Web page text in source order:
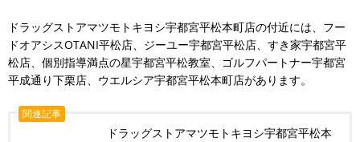
ドラッグストアマツモトキヨシ宇都宮平松本町店の付近には、フー
ドオアシスOTANI平松店、ジーユー宇都宮平松店、すき家宇都宮平
松店、個別指導満点の星宇都宮平松教室、ゴルフパートナー宇都宮
平成通り下栗店、ウエルシア宇都宮平松本町店があります。
関連記事
ドラッグストアマツモトキヨシ宇都宮平松本